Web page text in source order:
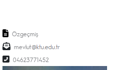
Özgeçmiş
mevlut
04623771452